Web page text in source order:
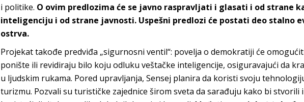
i politike. O ovim predlozima će se javno raspravljati i glasati i od strane
inteligenciju i od strane javnosti. Uspešni predlozi će postati deo stalno
ostrva.
Projekat takođe predviđa „sigurnosni ventil“: povelja o demokratiji će
ponište ili revidiraju bilo koju odluku veštačke inteligencije, osiguravajući da
u ljudskim rukama. Pored upravljanja, Sensej planira da koristi svoju
turizmu. Pozvali su turističke zajednice širom sveta da sarađuju kako bi